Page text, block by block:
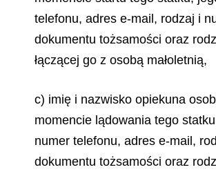
telefonu, adres e-mail, rodzaj i
dokumentu tożsamości oraz
łączącej go z osobą małoletnią,
c) imię i nazwisko opiekuna
momencie lądowania tego
numer telefonu, adres e-mail,
dokumentu tożsamości oraz